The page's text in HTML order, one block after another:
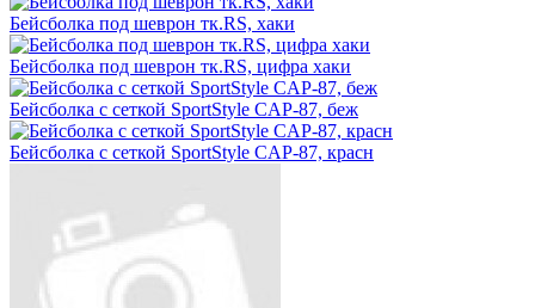
Бейсболка под шеврон тк.RS, хаки
Бейсболка под шеврон тк.RS, цифра хаки
Бейсболка с сеткой SportStyle CAP-87, беж
Бейсболка с сеткой SportStyle CAP-87, красн